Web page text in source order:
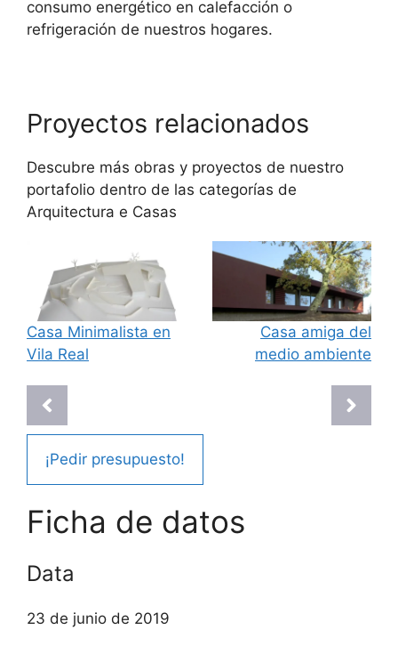
consumo energético en calefacción o
refrigeración de nuestros hogares.
Proyectos relacionados
Descubre más obras y proyectos de nuestro
portafolio dentro de las categorías de
Arquitectura e Casas
Casa Minimalista en
Vila Real
Casa amiga del
medio ambiente
¡Pedir presupuesto!
Ficha de datos
Data
23 de junio de 2019